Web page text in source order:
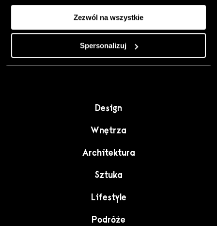
Zezwól na wszystkie
Spersonalizuj
rzemiosło jako
punkt wyjścia
do wnętrz
pełnych
charakteru”.
Design
Wnętrza
Architektura
Sztuka
Lifestyle
Podróże